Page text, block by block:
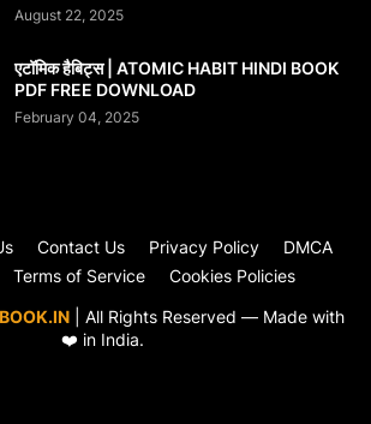
August 22, 2025
एटॉमिक हैबिट्स | ATOMIC HABIT HINDI BOOK
PDF FREE DOWNLOAD
February 04, 2025
| All Rights Reserved — Made with
❤️ in India.
Contact Us Privacy Policy
DMCA
Terms of Service Cookies Policies